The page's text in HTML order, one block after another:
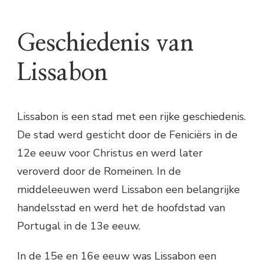
Geschiedenis van
Lissabon
Lissabon is een stad met een rijke geschiedenis.
De stad werd gesticht door de Feniciërs in de
12e eeuw voor Christus en werd later
veroverd door de Romeinen. In de
middeleeuwen werd Lissabon een belangrijke
handelsstad en werd het de hoofdstad van
Portugal in de 13e eeuw.
In de 15e en 16e eeuw was Lissabon een